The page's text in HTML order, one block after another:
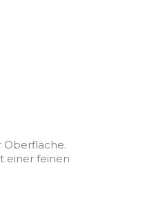
Oberfläche.
einer feinen